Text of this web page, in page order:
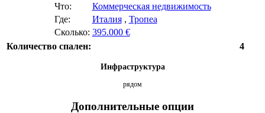
Что:
Коммерческая недвижимость
Где:
Италия, Тропеа
Сколько: 395.000 €
Количество спален:
4
Инфраструктура
рядом
Дополнительные опции